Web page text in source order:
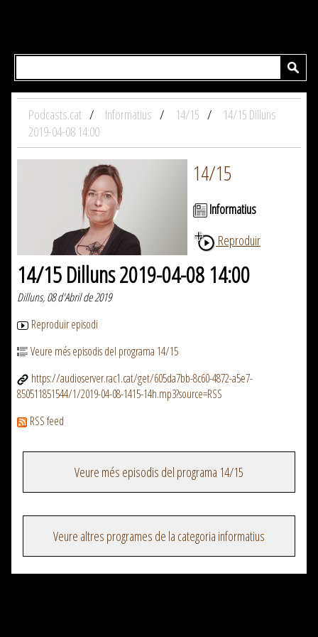
Podcasts.cat Informatius 14/15
14/15 Dilluns
2019-04-08 14:00
14/15
Informatius
Reproduir
14/15 Dilluns 2019-04-08 14:00
Dilluns, 08 d'Abril de 2019
Reproduir episodi
Veure més episodis del programa 14/15
https://audioserver.rac1.cat/get/605da7bb-8c60-4872-a5e7-
850511851544/1/2019-04-08-1415-14h.mp3?source=RSS
RSS feed
Veure més episodis del programa 14/15
Veure altres programes de la categoria informatius